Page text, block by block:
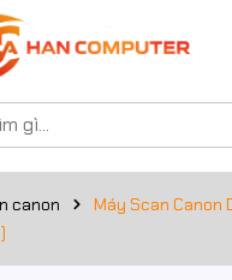
canon
Máy Scan Canon
thuật
tài liệu để bàn
tự động hoặc bằng tay
phẩm